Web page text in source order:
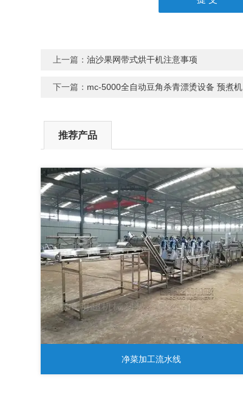
上一篇：油沙果网带式烘干机注意事项
下一篇： mc-5000全自动豆角杀青漂烫设备 预煮机
推荐产品
净菜加工流水线